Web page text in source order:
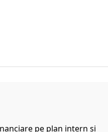
pe plan intern şi